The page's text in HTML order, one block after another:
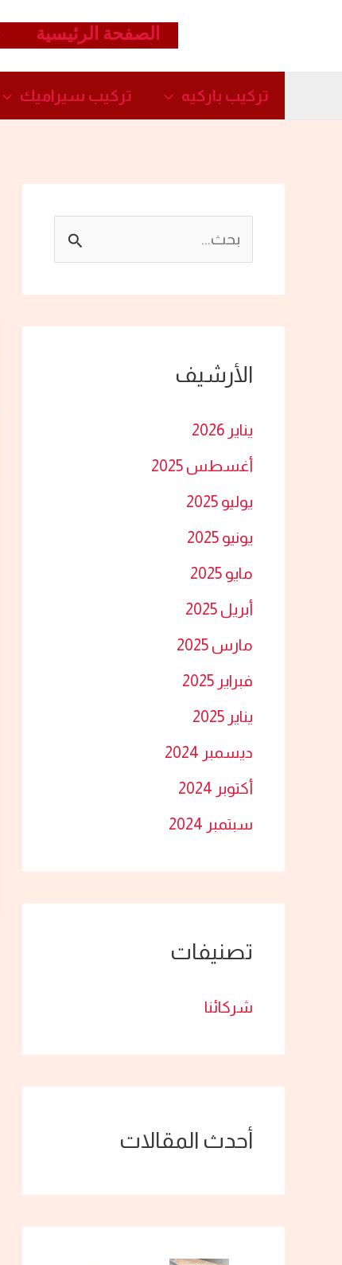
الصفحة الرئيسية
تركيب باركيه تركيب سيراميك​
ث
ن
:
الأرشيف
يناير 2026
أغسطس 2025
يوليو 2025
يونيو 2025
مايو 2025
أبريل 2025
مارس 2025
فبراير 2025
يناير 2025
ديسمبر 2024
أكتوبر 2024
سبتمبر 2024
تصنيفات
شركائنا
أحدث المقالات